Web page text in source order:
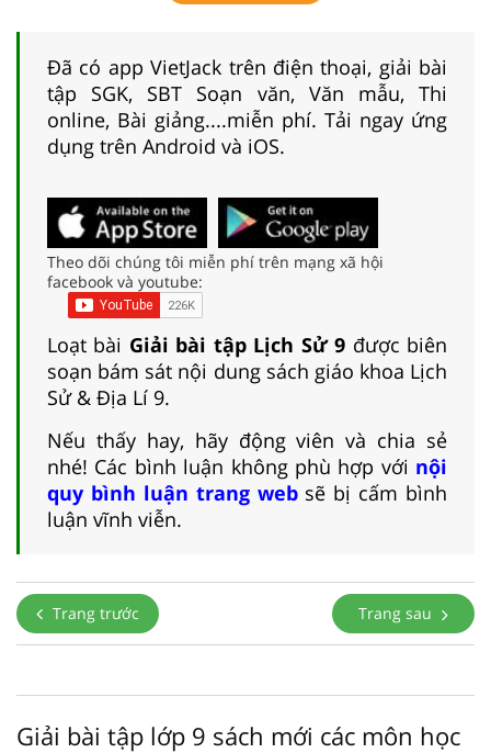
Đã có app VietJack trên điện thoại, giải bài
tập SGK, SBT Soạn văn, Văn mẫu, Thi
online, Bài giảng....miễn phí. Tải ngay ứng
dụng trên Android và iOS.
Theo dõi chúng tôi miễn phí trên mạng xã hội
facebook và youtube:
Loạt bài Giải bài tập Lịch Sử 9 được biên
soạn bám sát nội dung sách giáo khoa Lịch
Sử & Địa Lí 9.
Nếu thấy hay, hãy động viên và chia sẻ
nhé! Các bình luận không phù hợp với nội
quy bình luận trang websẽ bị cấm bình
luận vĩnh viễn.
Trang trước Trang sau
Giải bài tập lớp 9 sách mới các môn học